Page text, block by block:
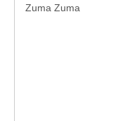
Zuma Zuma